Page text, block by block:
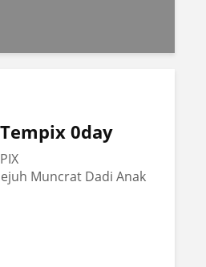
0day
Muncrat Dadi Anak